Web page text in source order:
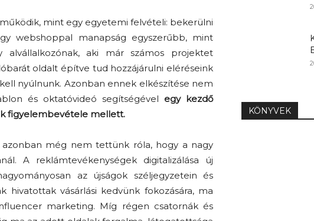
mint egy egyetemi felvételi: bekerülni
webshoppal manapság egyszerűbb, mint
aki már számos projektet
oldalt építve tud hozzájárulni eléréseink
nyúlnunk. Azonban ennek elkészítése nem
és oktatóvideó segítségével egy kezdő
figyelembevétele mellett.
még nem tettünk róla, hogy a nagy
A reklámtevékenységek digitalizálása új
az újságok széljegyzetein és
vásárlási kedvünk fokozására, ma
marketing. Míg régen csatornák és
KÖNYVEK